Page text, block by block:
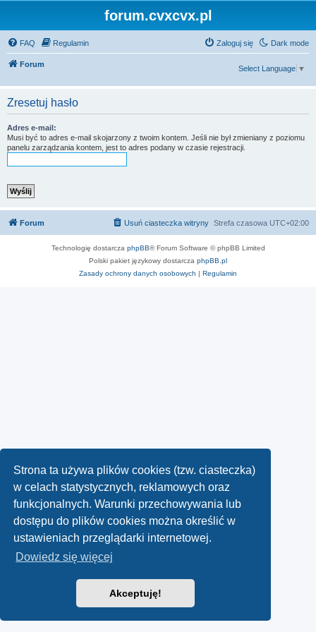
Strona ta używa plików cookies (tzw. ciasteczka)
w celach statystycznych, reklamowych oraz
funkcjonalnych. Warunki przechowywania lub
dostępu do plików cookies można określić w
ustawieniach przeglądarki internetowej.
Dowiedz się więcej
Akceptuję!
forum.cvxcvx.pl
Dark mode
FAQ Regulamin Zaloguj się
Forum
Select Language ▼
Zresetuj hasło
Adres e-mail:
Musi być to adres e-mail skojarzony z twoim kontem. Jeśli nie był zmieniany z poziomu
panelu zarządzania kontem, jest to adres podany w czasie rejestracji.
Forum Strefa czasowa UTC+02:00
Usuń ciasteczka witryny
Technologię dostarcza phpBB® Forum Software © phpBB Limited
Polski pakiet językowy dostarcza phpBB.pl
Zasady ochrony danych osobowych | Regulamin